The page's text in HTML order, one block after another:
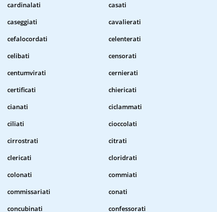
cardinalati
casati
caseggiati
cavalierati
cefalocordati
celenterati
celibati
censorati
centumvirati
cernierati
certificati
chiericati
cianati
ciclammati
ciliati
cioccolati
cirrostrati
citrati
clericati
cloridrati
colonati
commiati
commissariati
conati
concubinati
confessorati